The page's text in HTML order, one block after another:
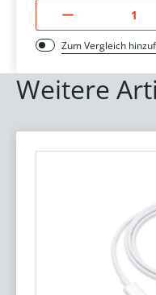
Zum Vergleich
Weitere